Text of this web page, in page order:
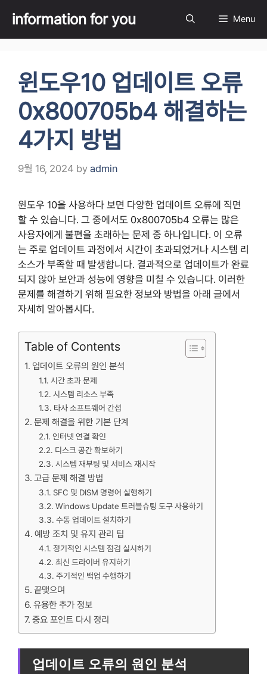
content
information for you Menu
윈도우10 업데이트 오류
0x800705b4 해결하는
4가지 방법
9월 16, 2024 by admin
윈도우 10을 사용하다 보면 다양한 업데이트 오류에 직면
할 수 있습니다. 그 중에서도 0x800705b4 오류는 많은
사용자에게 불편을 초래하는 문제 중 하나입니다. 이 오류
는 주로 업데이트 과정에서 시간이 초과되었거나 시스템 리
소스가 부족할 때 발생합니다. 결과적으로 업데이트가 완료
되지 않아 보안과 성능에 영향을 미칠 수 있습니다. 이러한
문제를 해결하기 위해 필요한 정보와 방법을 아래 글에서
자세히 알아봅시다.
Table of Contents
업데이트 오류의 원인 분석
시간 초과 문제
시스템 리소스 부족
타사 소프트웨어 간섭
문제 해결을 위한 기본 단계
인터넷 연결 확인
디스크 공간 확보하기
시스템 재부팅 및 서비스 재시작
고급 문제 해결 방법
SFC 및 DISM 명령어 실행하기
Windows Update 트러블슈팅 도구 사용하기
수동 업데이트 설치하기
예방 조치 및 유지 관리 팁
정기적인 시스템 점검 실시하기
최신 드라이버 유지하기
주기적인 백업 수행하기
끝맺으며
유용한 추가 정보
중요 포인트 다시 정리
업데이트 오류의 원인 분석